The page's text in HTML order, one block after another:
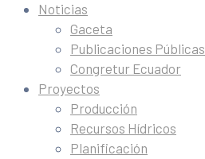
Noticias
Gaceta
Publicaciones Públicas
Congretur Ecuador
Proyectos
Producción
Recursos Hídricos
Planificación